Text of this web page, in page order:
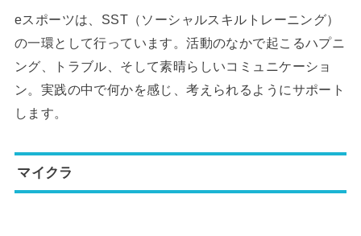
eスポーツは、SST（ソーシャルスキルトレーニング）
の一環として行っています。活動のなかで起こるハプニ
ング、トラブル、そして素晴らしいコミュニケーショ
ン。実践の中で何かを感じ、考えられるようにサポート
します。
マイクラ